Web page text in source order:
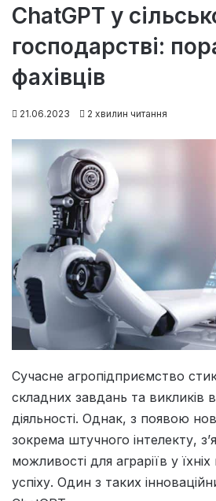
ChatGPT у
господарстві:
фахівців
21.06.2023 2 хвилин читання
Сучасне агропідприємство
складних завдань та викликів
діяльності. Однак, з появою
зокрема штучного інтелекту,
можливості для аграріїв у
успіху. Один з таких